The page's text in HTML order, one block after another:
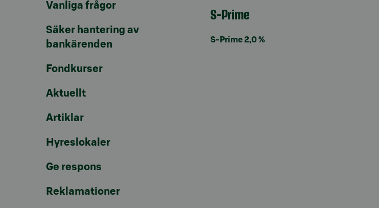
Vanliga frågor
Säker hantering av
bankärenden
Fondkurser
Aktuellt
Artiklar
Hyreslokaler
Ge respons
Reklamationer
S-Prime
S-Prime 2,0 %